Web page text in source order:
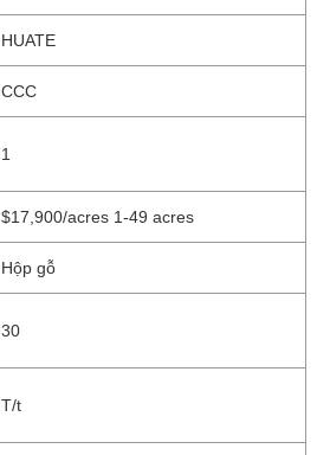
HUATE
CCC
1
$17,900/acres 1-49 acres
Hộp gỗ
30
T/t